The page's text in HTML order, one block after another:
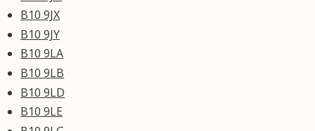
B10 9JX
B10 9JY
B10 9LA
B10 9LB
B10 9LD
B10 9LE